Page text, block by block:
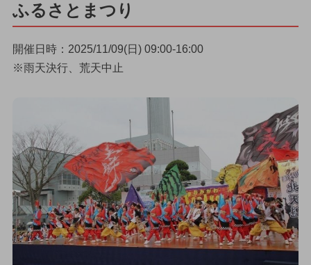
ふるさとまつり
開催日時：2025/11/09(日) 09:00-16:00
※雨天決行、荒天中止